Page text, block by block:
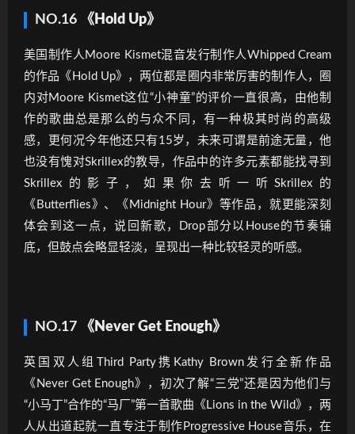
NO.16 《Hold Up》
美国制作人Moore Kismet混音发行制作人Whipped Cream
的作品《Hold Up》，两位都是圈内非常厉害的制作人，圈
内对Moore Kismet这位“小神童”的评价一直很高，由他制
作的歌曲总是那么的与众不同，有一种极其时尚的高级
感，更何况今年他还只有15岁，未来可谓是前途无量，他
也没有愧对Skrillex的教导，作品中的许多元素都能找寻到
Skrillex的影子，如果你去听一听Skrillex的
《Butterflies》、《Midnight Hour》等作品，就更能深刻
体会到这一点，说回新歌，Drop部分以House的节奏铺
底，但鼓点会略显轻淡，呈现出一种比较轻灵的听感。
NO.17 《Never Get Enough》
英国双人组Third Party携Kathy Brown发行全新作品
《Never Get Enough》，初次了解“三党”还是因为他们与
“小马丁”合作的“马厂”第一首歌曲《Lions in the Wild》，两
人从出道起就一直专注于制作Progressive House音乐，在